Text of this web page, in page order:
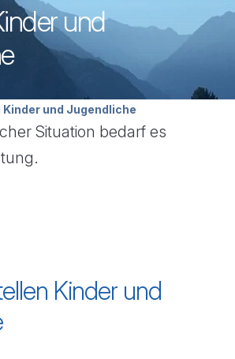
und
Kinder und Jugendliche
Situation bedarf es
Kinder und